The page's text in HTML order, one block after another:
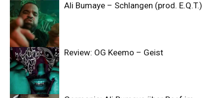
Ali Bumaye – Schlangen (prod. E.Q.T.)
Review: OG Keemo – Geist